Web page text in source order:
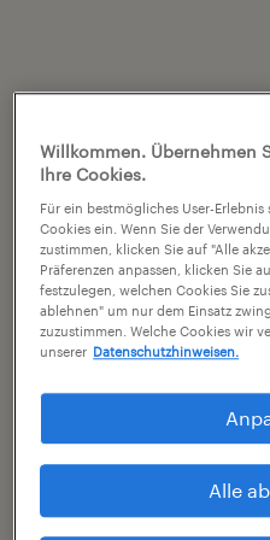
Willkommen. Übernehmen
Ihre Cookies.
Für ein bestmögliches User-
Cookies ein. Wenn Sie der
zustimmen, klicken Sie auf "Alle
Präferenzen anpassen, klicken Sie
festzulegen, welchen Cookies Sie
ablehnen" um nur dem Einsatz
zuzustimmen. Welche Cookies wir
unserer Datenschutzhinweisen.
Alle